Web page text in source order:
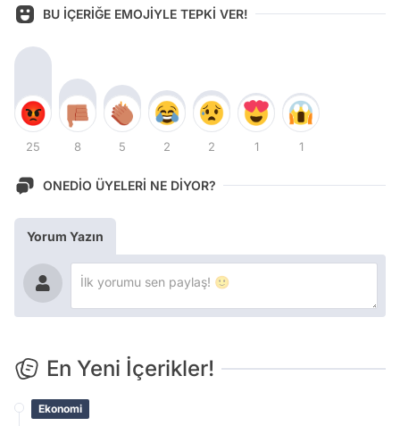
BU İÇERİĞE EMOJİYLE TEPKİ VER!
25 8 5 2 2 1 1
ONEDİO ÜYELERİ NE DİYOR?
Yorum Yazın
En Yeni İçerikler!
Ekonomi